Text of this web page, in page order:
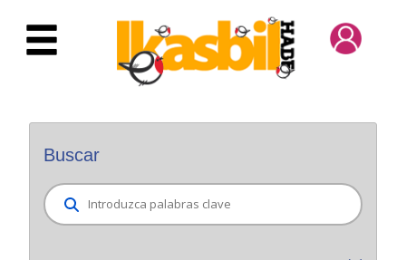
Saltar al contenido principal
Buscar